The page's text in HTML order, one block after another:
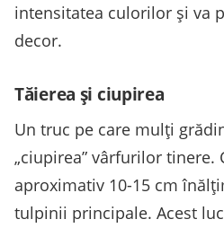
intensitatea culorilor și va
decor.
Tăierea și ciupirea
Un truc pe care mulți
„ciupirea” vârfurilor tinere.
aproximativ 10-15 cm
tulpinii principale. Acest